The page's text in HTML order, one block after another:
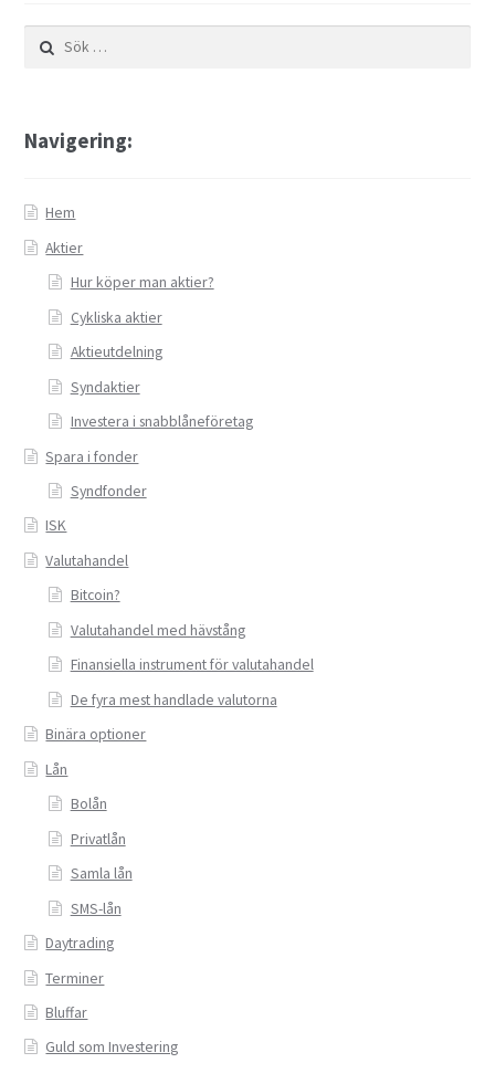
Sök
efter:
Navigering:
Hem
Aktier
Hur köper man aktier?
Cykliska aktier
Aktieutdelning
Syndaktier
Investera i snabblåneföretag
Spara i fonder
Syndfonder
ISK
Valutahandel
Bitcoin?
Valutahandel med hävstång
Finansiella instrument för valutahandel
De fyra mest handlade valutorna
Binära optioner
Lån
Bolån
Privatlån
Samla lån
SMS-lån
Daytrading
Terminer
Bluffar
Guld som Investering